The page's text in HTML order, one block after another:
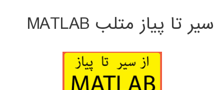
سیر تا پیاز متلب MATLAB